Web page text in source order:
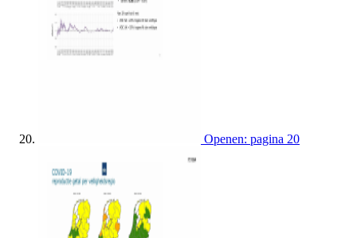
Openen: pagina 20